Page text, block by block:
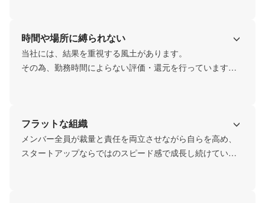
組みを構築します。
時間や場所に縛られない
当社には、結果を重視する風土があります。
その為、勤務時間によらない評価・還元を行っています。
ち働ける環境です。
フラットな組織
メンバー全員が裁量と責任を両立させながら自らを高め、
スタートアップならではのスピード感で成長し続けていま